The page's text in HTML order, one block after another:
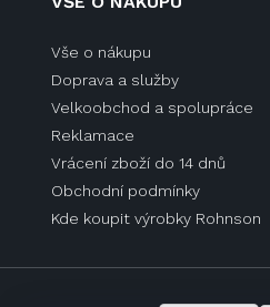
Vše o nákupu
Doprava a služby
Velkoobchod a spolupráce
Reklamace
Vrácení zboží do 14 dnů
Obchodní podmínky
Kde koupit výrobky Rohnson